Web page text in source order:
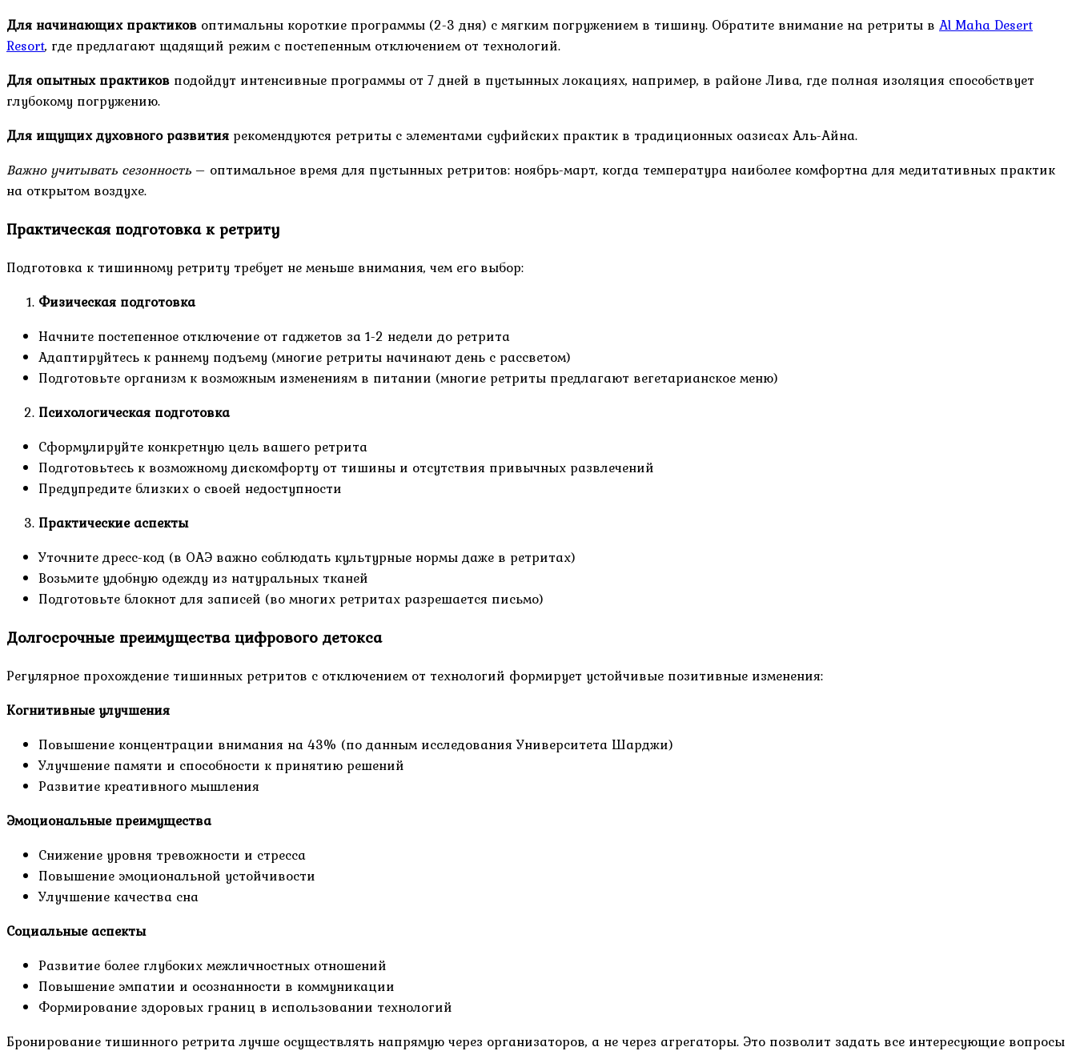
Для начинающих практиков оптимальны короткие программы (2-3 дня) с мягким погружением в тишину. Обратите внимание на ретриты в Al Maha Desert
Resort, где предлагают щадящий режим с постепенным отключением от технологий.
Для опытных практиков подойдут интенсивные программы от 7 дней в пустынных локациях, например, в районе Лива, где полная изоляция способствует
глубокому погружению.
Для ищущих духовного развития рекомендуются ретриты с элементами суфийских практик в традиционных оазисах Аль-Айна.
Важно учитывать сезонность – оптимальное время для пустынных ретритов: ноябрь-март, когда температура наиболее комфортна для медитативных практик
на открытом воздухе.
Практическая подготовка к ретриту
Подготовка к тишинному ретриту требует не меньше внимания, чем его выбор:
Физическая подготовка
Начните постепенное отключение от гаджетов за 1-2 недели до ретрита
Адаптируйтесь к раннему подъему (многие ретриты начинают день с рассветом)
Подготовьте организм к возможным изменениям в питании (многие ретриты предлагают вегетарианское меню)
Психологическая подготовка
Сформулируйте конкретную цель вашего ретрита
Подготовьтесь к возможному дискомфорту от тишины и отсутствия привычных развлечений
Предупредите близких о своей недоступности
Практические аспекты
Уточните дресс-код (в ОАЭ важно соблюдать культурные нормы даже в ретритах)
Возьмите удобную одежду из натуральных тканей
Подготовьте блокнот для записей (во многих ретритах разрешается письмо)
Долгосрочные преимущества цифрового детокса
Регулярное прохождение тишинных ретритов с отключением от технологий формирует устойчивые позитивные изменения:
Когнитивные улучшения
Повышение концентрации внимания на 43% (по данным исследования Университета Шарджи)
Улучшение памяти и способности к принятию решений
Развитие креативного мышления
Эмоциональные преимущества
Снижение уровня тревожности и стресса
Повышение эмоциональной устойчивости
Улучшение качества сна
Социальные аспекты
Развитие более глубоких межличностных отношений
Повышение эмпатии и осознанности в коммуникации
Формирование здоровых границ в использовании технологий
Бронирование тишинного ретрита лучше осуществлять напрямую через организаторов, а не через агрегаторы. Это позволит задать все интересующие вопросы